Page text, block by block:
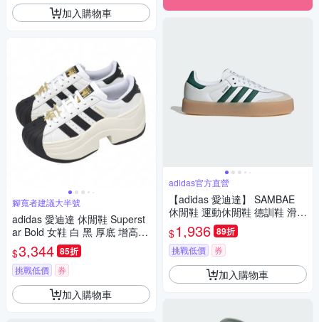
加入購物車
腳寬者建議大半號
adidas 愛迪達 休閒鞋 Superst
ar Bold 女鞋 白 黑 厚底 增高
復古 貝殼鞋 JR9895
$3,344 85折
挑戰低價 券
加入購物車
adidas官方直營
【adidas 愛迪達】 SAMBAE
休閒鞋 運動休閒鞋 德訓鞋 滑板
復古 女鞋 - Originals ID0440
$1,936 89折
挑戰低價 券
加入購物車